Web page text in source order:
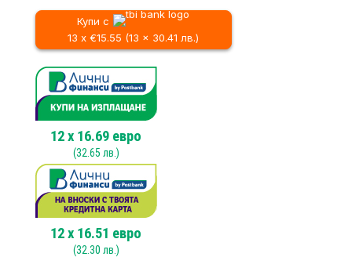
шлайф
METABO
GE
710
710W
Купи с
13 x €15.55 (13 x 30.41 лв.)
12x 16.69 евро
(32.65 лв.)
12x 16.51 евро
(32.30 лв.)